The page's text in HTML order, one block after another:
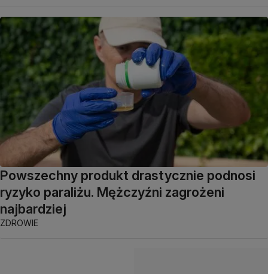
Powszechny produkt drastycznie podnosi
ryzyko paraliżu. Mężczyźni zagrożeni
najbardziej
ZDROWIE